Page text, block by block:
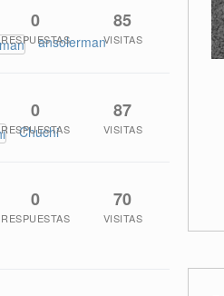
ansolerman
0
RESPUESTAS
85
VISITAS
Chuchi
0
RESPUESTAS
87
VISITAS
0
RESPUESTAS
70
VISITAS